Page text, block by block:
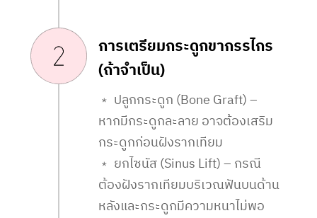
การเตรียมกระดูกขากรรไกร
(ถ้าจำเป็น)
﹡ ปลูกกระดูก (Bone Graft) –
หากมีกระดูกละลาย อาจต้องเสริม
กระดูกก่อนฝังรากเทียม
﹡ ยกไซนัส (Sinus Lift) – กรณี
ต้องฝังรากเทียมบริเวณฟันบนด้าน
หลังและกระดูกมีความหนาไม่พอ